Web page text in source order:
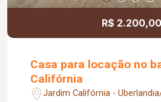
R$
Casa para locação no
Califórnia
Jardim Califórnia -